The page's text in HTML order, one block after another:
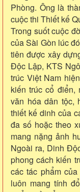
Phòng. Ông là
cuộc thi Thiết kế
Trong suốt cuộc
của Sài Gòn lúc
tiên được xây
Độc Lập, KTS
trúc Việt Nam
kiến trúc cổ điển,
văn hóa dân tộc,
thiết kế dinh của
đa số hoặc theo
mang nặng ảnh
Ngoài ra, Dinh
phong cách kiến
các tác phẩm
luôn mang tính